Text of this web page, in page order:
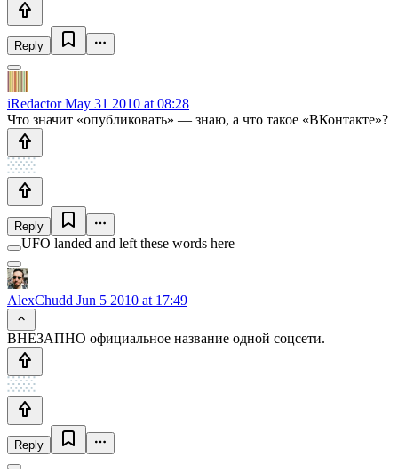
Reply
iRedactorMay 31 2010 at 08:28
Что значит «опубликовать» — знаю, а что такое «ВКонтакте»?
Reply
UFO landed and left these words here
AlexChudd Jun 5 2010 at 17:49
ВНЕЗАПНО официальное название одной соцсети.
Reply